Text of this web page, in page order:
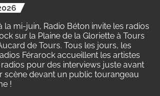
la mi-juin, Radio Béton invite les radios
sur la Plaine de la Gloriette à Tours
de Tours. Tous les jours, les
Férarock accueillent les artistes
pour des interviews juste avant
scène devant un public tourangeau
!